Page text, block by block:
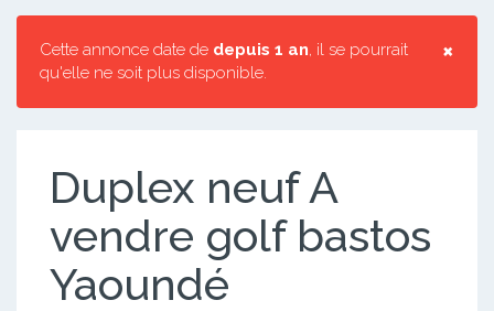
×
Cette annonce date de depuis 1 an, il se pourrait
qu'elle ne soit plus disponible.
Duplex neuf A
vendre golf bastos
Yaoundé